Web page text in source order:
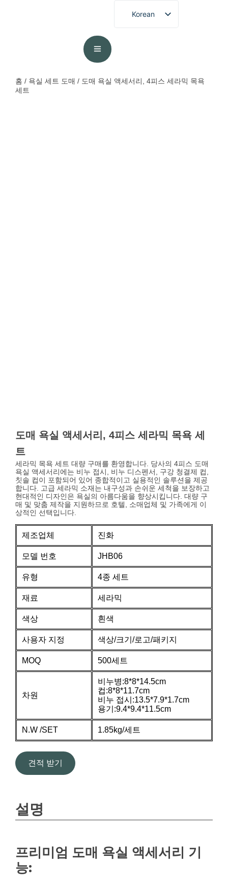
Korean
English
Spanish
홈 / 욕실 세트 도매 / 도매 욕실 액세서리, 4피스 세라믹 목욕
세트
도매 욕실 액세서리, 4피스 세라믹 목욕 세
트
세라믹 목욕 세트 대량 구매를 환영합니다. 당사의 4피스 도매
욕실 액세서리에는 비누 접시, 비누 디스펜서, 구강 청결제 컵,
칫솔 컵이 포함되어 있어 종합적이고 실용적인 솔루션을 제공
합니다. 고급 세라믹 소재는 내구성과 손쉬운 세척을 보장하고
현대적인 디자인은 욕실의 아름다움을 향상시킵니다. 대량 구
매 및 맞춤 제작을 지원하므로 호텔, 소매업체 및 가족에게 이
상적인 선택입니다.
제조업체 진화
모델 번호 JHB06
유형 4종 세트
재료 세라믹
색상 흰색
사용자 지정 색상/크기/로고/패키지
MOQ 500세트
차원
비누병:8*8*14.5cm
컵:8*8*11.7cm
비누 접시:13.5*7.9*1.7cm
용기:9.4*9.4*11.5cm
N.W /SET 1.85kg/세트
견적 받기
설명
프리미엄 도매 욕실 액세서리 기
능: